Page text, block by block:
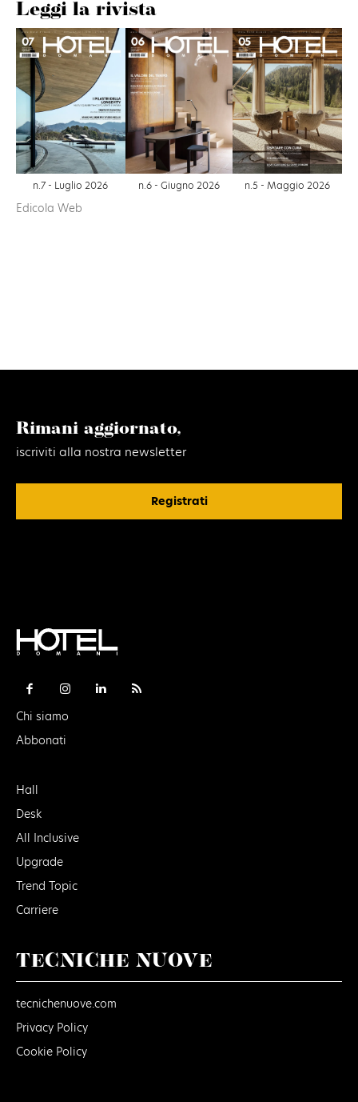
Leggi la rivista
n.7 - Luglio 2026 n.6 - Giugno 2026 n.5 - Maggio 2026
Edicola Web
Rimani aggiornato,
iscriviti alla nostra newsletter
Registrati
Chi siamo
Abbonati
Hall
Desk
All Inclusive
Upgrade
Trend Topic
Carriere
TECNICHE NUOVE
tecnichenuove.com
Privacy Policy
Cookie Policy